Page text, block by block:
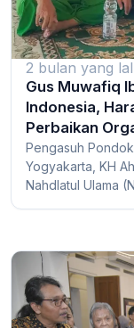
2 bulan yang
Gus Muwafiq
Indonesia,
Perbaikan
Pengasuh
Yogyakarta, KH
Nahdlatul Ulama